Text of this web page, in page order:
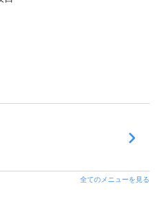
全てのメニューを見る